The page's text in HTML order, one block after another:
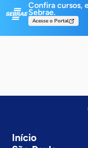
Confira cursos,
Sebrae.
Acesse o Portal
Início